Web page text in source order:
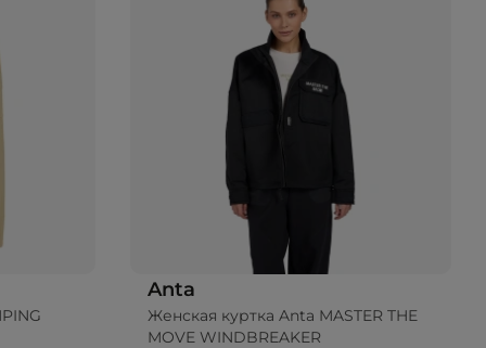
Anta
Женская куртка Anta MASTER THE
MOVE WINDBREAKER